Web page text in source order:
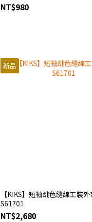
NT$980
新品
【KIKS】短袖跳色縫線工裝外
S61701
NT$2,680